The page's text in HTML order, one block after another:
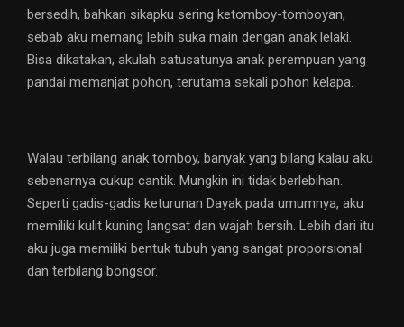
bersedih, bahkan sikapku sering ketomboy-tomboyan,
sebab aku memang lebih suka main dengan anak lelaki.
Bisa dikatakan, akulah satusatunya anak perempuan yang
pandai memanjat pohon, terutama sekali pohon kelapa.
Walau terbilang anak tomboy, banyak yang bilang kalau aku
sebenarnya cukup cantik. Mungkin ini tidak berlebihan.
Seperti gadis-gadis keturunan Dayak pada umumnya, aku
memiliki kulit kuning langsat dan wajah bersih. Lebih dari itu
aku juga memiliki bentuk tubuh yang sangat proporsional
dan terbilang bongsor.